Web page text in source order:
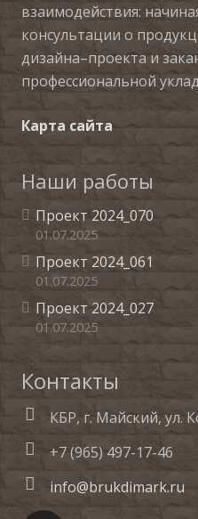
взаимодействия:
консультации о
дизайна–проекта и
профессиональной
Карта сайта
Наши работы
Проект 2024_070
01.07.2025
Проект 2024_061
01.07.2025
Проект 2024_027
01.07.2025
Контакты
КБР, г. Майский, ул.
+7 (965) 497-17-46
info@brukdimark.ru